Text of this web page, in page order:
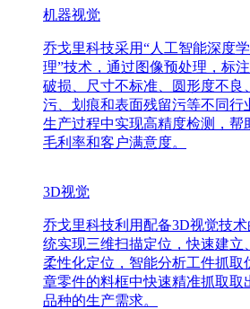
机器视觉
乔戈里科技采用“人工智能深度
理”技术，通过图像预处理，标
破损、尺寸不标准、圆形度不良
污、划痕和表面残留污等不同行
生产过程中实现高精度检测，帮
毛利率和客户满意度。
3D视觉
乔戈里科技利用配备3D视觉技
统实现三维扫描定位，快速建立
柔性化定位，智能分析工件抓取
章零件的料框中快速精准抓取取
品种的生产需求。